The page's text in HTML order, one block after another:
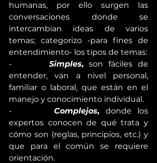
humanas, por ello surgen las
conversaciones donde se
intercambian ideas de varios
temas; categorizo -para fines de
entendimiento- los tipos de temas:
- Simples, son fáciles de
entender, van a nivel personal,
familiar o laboral, que están en el
manejo y conocimiento individual.
- Complejos, donde los
expertos conocen de qué trata y
cómo son (reglas, principios, etc.) y
que para el común se requiere
orientación.